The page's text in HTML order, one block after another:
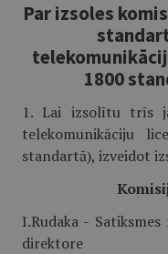
Par izsoles
1800
1. Lai izsolītu trīs
telekomunikāciju
standartā), izveidot
I.Rudaka -
direktore